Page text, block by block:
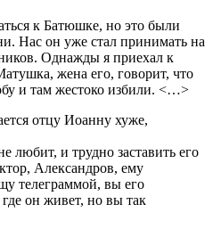
к Батюшке, но это были
Нас он уже стал принимать на
Однажды я приехал к
жена его, говорит, что
и там жестоко избили. <…>
отцу Иоанну хуже,
любит, и трудно заставить его
Александров, ему
телеграммой, вы его
он живет, но вы так